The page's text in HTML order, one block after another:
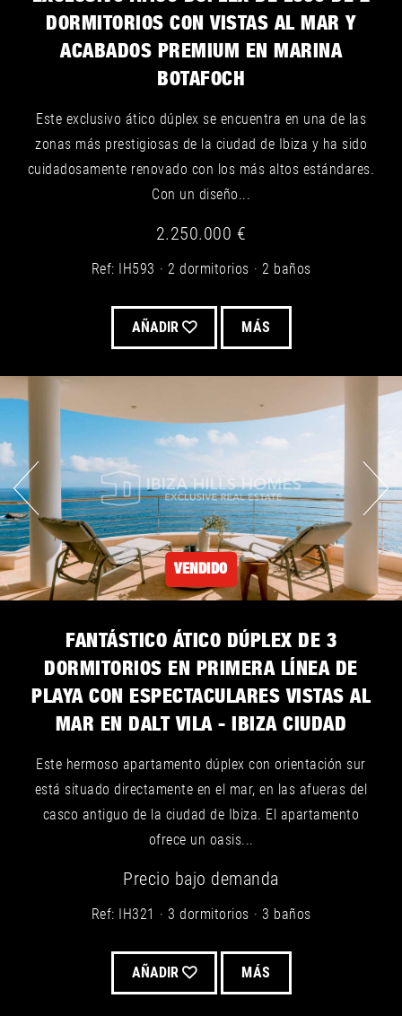
DORMITORIOS CON VISTAS AL MAR Y
ACABADOS PREMIUM EN MARINA
BOTAFOCH
Este exclusivo ático dúplex se encuentra en una de las
zonas más prestigiosas de la ciudad de Ibiza y ha sido
cuidadosamente renovado con los más altos estándares.
Con un diseño...
2.250.000 €
Ref: IH593 2 dormitorios 2 baños
AÑADIR MÁS
VENDIDO
FANTÁSTICO ÁTICO DÚPLEX DE 3
DORMITORIOS EN PRIMERA LÍNEA DE
PLAYA CON ESPECTACULARES VISTAS AL
MAR EN DALT VILA - IBIZA CIUDAD
Este hermoso apartamento dúplex con orientación sur
está situado directamente en el mar, en las afueras del
casco antiguo de la ciudad de Ibiza. El apartamento
ofrece un oasis...
Precio bajo demanda
Ref: IH321 3 dormitorios 3 baños
AÑADIR MÁS